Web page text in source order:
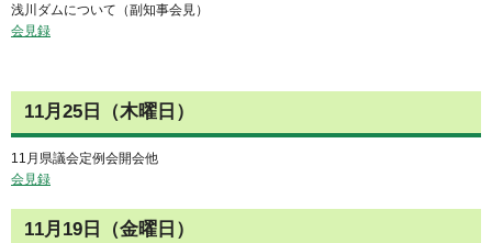
浅川ダムについて（副知事会見）
会見録
11月25日（木曜日）
11月県議会定例会開会他
会見録
11月19日（金曜日）